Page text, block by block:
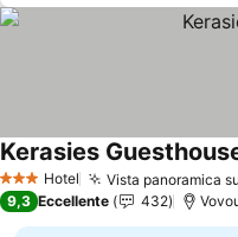
3 StelleHotel Vista panoramica
Kerasies
9,3 Eccellente 432